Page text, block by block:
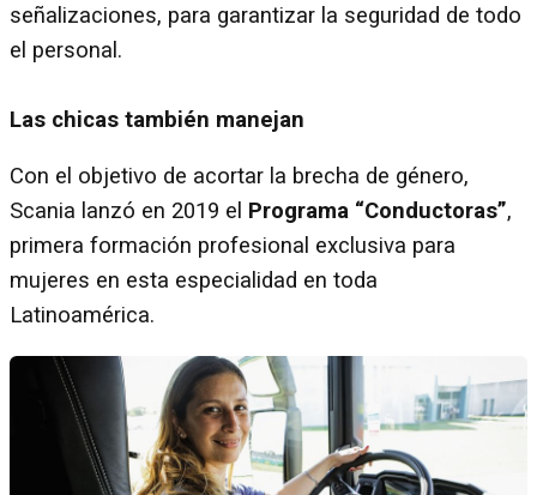
señalizaciones, para garantizar la seguridad de todo
el personal.
Las chicas también manejan
Con el objetivo de acortar la brecha de género,
Scania lanzó en 2019 el Programa “Conductoras”,
primera formación profesional exclusiva para
mujeres en esta especialidad en toda
Latinoamérica.